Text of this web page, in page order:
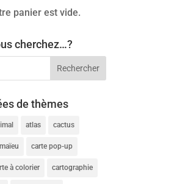
panier est vide.
cherchez…?
de thèmes
atlas cactus
carte pop-up
à colorier cartographie